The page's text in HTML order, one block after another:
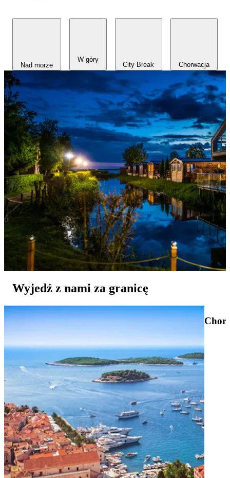
Każdy wyjazd
zaczyna się
tutaj
Nad morze
W góry
City Break Chorwacja
Wyjedź z nami za granicę